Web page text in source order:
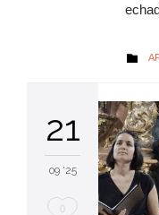

21
09 '25
Me
0